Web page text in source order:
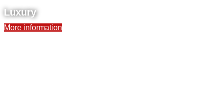
Luxury
More information